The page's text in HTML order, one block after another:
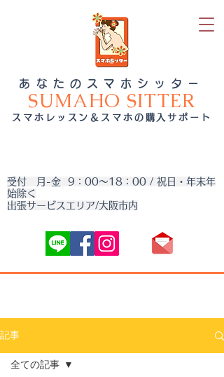
あなたのスマホシッター
SUMAHO SITTER
スマホレッスン＆スマホの購入サポート
受付 月-金 9：00～18：00 / 祝日・年末年
始除く
出張サービスエリア/大阪市内
記事
全ての記事